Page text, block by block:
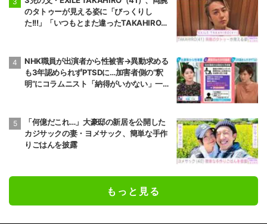
のタトゥーが見える姿に「びっくりし
た!!!」「いつもとまた違ったTAKAHIROさ
NHK職員が出演者から性被害→異動求める
も3年認められずPTSDに…加害者側の“釈
明”にコラムニスト「納得がいかない」一方
「何億だこれ…」大豪邸の新居を公開した
カジサックの妻・ヨメサック、簡単な手作
りごはんを披露
もっと見る